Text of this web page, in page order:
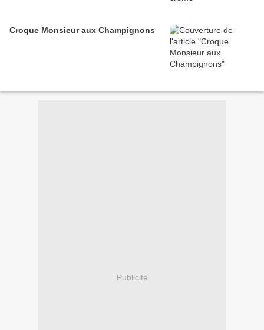
Croque Monsieur aux Champignons
Publicité